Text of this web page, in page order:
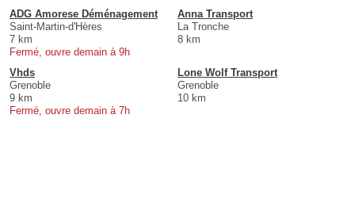
ADG Amorese Déménagement
Saint-Martin-d'Hères
7 km
Fermé, ouvre demain à 9h
Anna Transport
La Tronche
8 km
Vhds
Grenoble
9 km
Fermé, ouvre demain à 7h
Lone Wolf Transport
Grenoble
10 km